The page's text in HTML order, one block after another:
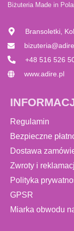
Biżuteria Made in
Bransoletki,
+48 516 526
www.adire.pl
Regulamin
Bezpieczne
Dostawa
Zwroty i
Polityka
GPSR
Miarka obwodu